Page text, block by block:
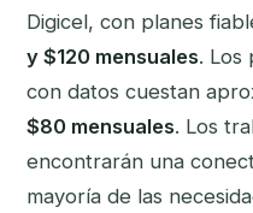
Digicel, con planes
y $120 mensuales. Los
con datos cuestan
$80 mensuales. Los
encontrarán una
mayoría de las